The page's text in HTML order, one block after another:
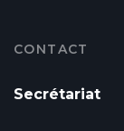
CONTACT
Secrétariat